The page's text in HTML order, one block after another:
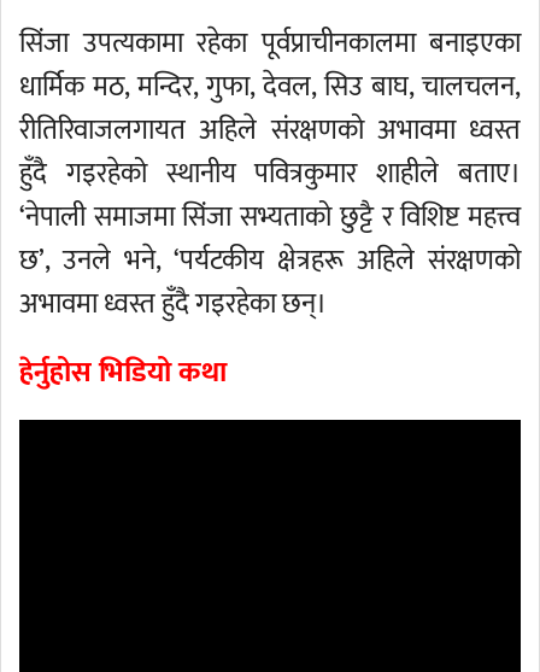
सिंजा उपत्यकामा रहेका पूर्वप्राचीनकालमा बनाइएका
धार्मिक मठ, मन्दिर, गुफा, देवल, सिउ बाघ, चालचलन,
रीतिरिवाजलगायत अहिले संरक्षणको अभावमा ध्वस्त
हुँदै गइरहेको स्थानीय पवित्रकुमार शाहीले बताए।
‘नेपाली समाजमा सिंजा सभ्यताको छुट्टै र विशिष्ट महत्त्व
छ’, उनले भने, ‘पर्यटकीय क्षेत्रहरू अहिले संरक्षणको
अभावमा ध्वस्त हुँदै गइरहेका छन्।
हेर्नुहोस भिडियो कथा